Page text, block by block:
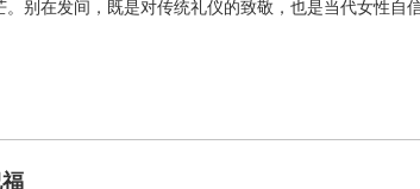
别在发间，既是对传统礼仪的致敬，也是当代女性